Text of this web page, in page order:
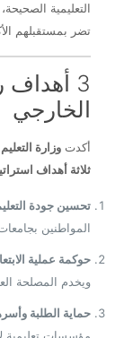
التعليمية
تضر بمستقبلهم
3
الخارجي
أكدت وزارة
ثلاثة أهداف
تحسين جودة
المواطنين
حوكمة عملية
ويخدم المصلحة
حماية الطلبة